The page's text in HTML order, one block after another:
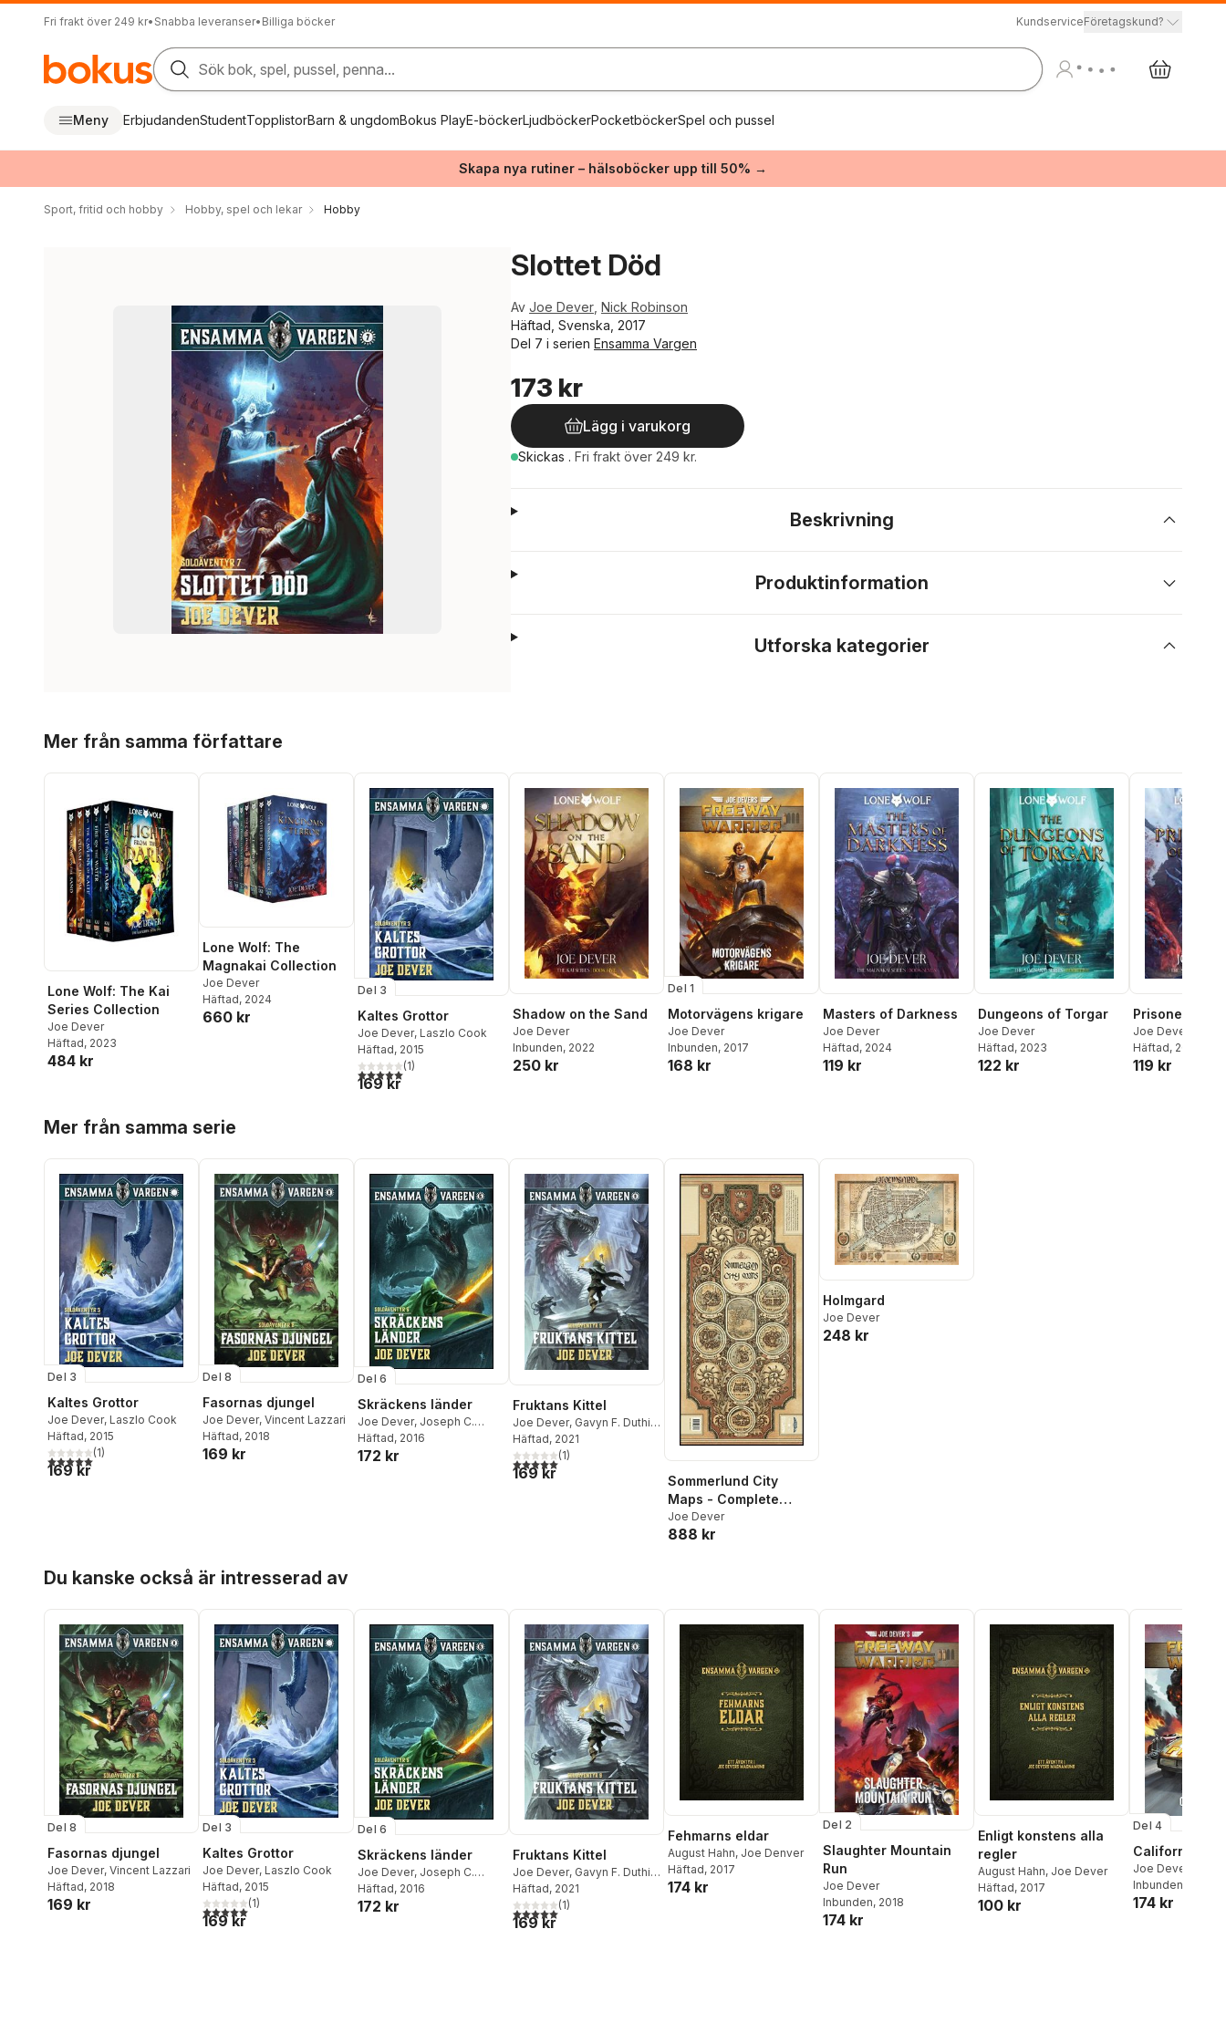
Fri frakt över 249 kr• Snabba leveranser• Billiga böcker KundserviceFöretagskund?
Sök bok, spel, pussel, penna...
Meny ErbjudandenStudentTopplistorBarn & ungdomBokus PlayE-böckerLjudböckerPocketböckerSpel och pussel
Skapa nya rutiner – hälsoböcker upp till 50% →
Sport, fritid och hobby Hobby, spel och lekar Hobby
Slottet Död
Av Joe Dever Nick Robinson
Häftad, Svenska, 2017
Del 7 i serien Ensamma Vargen
173 kr
Lägg i varukorg
Skickas . Fri frakt över 249 kr.
Beskrivning
Produktinformation
Utforska kategorier
Mer från samma författare
Lone Wolf: The Kai
Series Collection
Joe Dever
Häftad, 2023
484 kr
Lone Wolf: The
Magnakai Collection
Joe Dever
Häftad, 2024
660 kr
Del 3
Kaltes Grottor
Joe Dever, Laszlo Cook
Häftad, 2015
5,0utav 5 stjärnor. Totalt antal röster:
(1)
169 kr
Shadow on the Sand
Joe Dever
Inbunden, 2022
250 kr
Del 1
Motorvägens krigare
Joe Dever
Inbunden, 2017
168 kr
Masters of Darkness
Joe Dever
Häftad, 2024
119 kr
Dungeons of Torgar
Joe Dever
Häftad, 2023
122 kr
Prisoners of
Joe Dever
Häftad, 2024
119 kr
Mer från samma serie
Del 3
Kaltes Grottor
Joe Dever, Laszlo Cook
Häftad, 2015
5,0utav 5 stjärnor. Totalt antal röster:
(1)
169 kr
Del 8
Fasornas djungel
Joe Dever, Vincent Lazzari
Häftad, 2018
169 kr
Del 6
Skräckens länder
Joe Dever, Joseph C.
Williams
Häftad, 2016
172 kr
Fruktans Kittel
Joe Dever, Gavyn F. Duthie ,
Andreas S. Andreou
Häftad, 2021
5,0utav 5 stjärnor. Totalt antal röster:
(1)
169 kr
Sommerlund City
Maps - Complete
Collection
Joe Dever
888 kr
Holmgard
Joe Dever
248 kr
Du kanske också är intresserad av
Del 8
Fasornas djungel
Joe Dever, Vincent Lazzari
Häftad, 2018
169 kr
Del 3
Kaltes Grottor
Joe Dever, Laszlo Cook
Häftad, 2015
5,0utav 5 stjärnor. Totalt antal röster:
(1)
169 kr
Del 6
Skräckens länder
Joe Dever, Joseph C.
Williams
Häftad, 2016
172 kr
Fruktans Kittel
Joe Dever, Gavyn F. Duthie ,
Andreas S. Andreou
Häftad, 2021
5,0utav 5 stjärnor. Totalt antal röster:
(1)
169 kr
Fehmarns eldar
August Hahn, Joe Denver
Häftad, 2017
174 kr
Del 2
Slaughter Mountain
Run
Joe Dever
Inbunden, 2018
174 kr
Enligt konstens alla
regler
August Hahn, Joe Dever
Häftad, 2017
100 kr
Del 4
California
Joe Dever
Inbunden
174 kr